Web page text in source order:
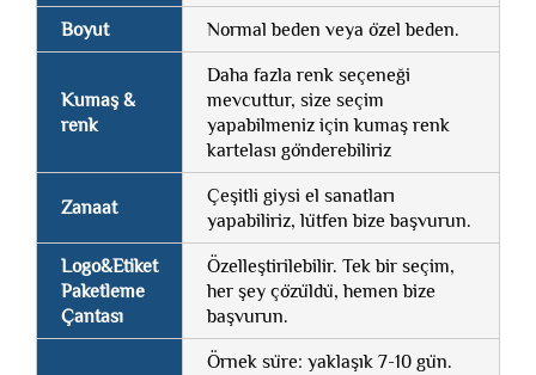
Boyut Normal beden veya özel beden.
Kumaş &
renk
Daha fazla renk seçeneği
mevcuttur, size seçim
yapabilmeniz için kumaş renk
kartelası gönderebiliriz
Zanaat
Çeşitli giysi el sanatları
yapabiliriz, lütfen bize başvurun.
Logo&Etiket
Paketleme
Çantası
Özelleştirilebilir. Tek bir seçim,
her şey çözüldü, hemen bize
başvurun.
Örnek süre: yaklaşık 7-10 gün.